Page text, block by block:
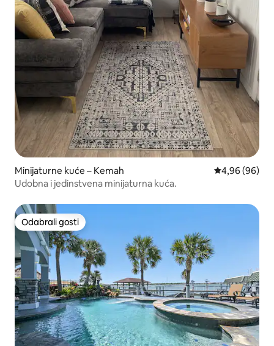
Minijaturne kuće – Kemah Prosječna
4,96 (96)
Udobna i jedinstvena minijaturna kuća.
Odabrali gosti
Odabrali gosti